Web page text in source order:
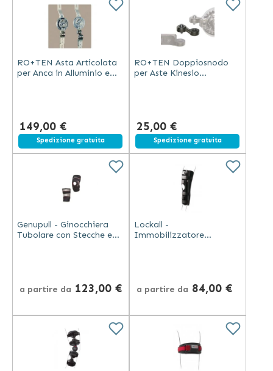
RO+TEN Asta Articolata
per Anca in Alluminio e
149,00 €
Spedizione gratuita
RO+TEN Doppiosnodo
per Aste Kinesio
25,00 €
Spedizione gratuita
Genupull - Ginocchiera
Tubolare con Stecche e
a partire da 123,00 €
Lockall -
Immobilizzatore
a partire da 84,00 €